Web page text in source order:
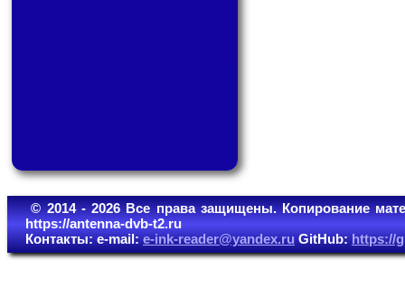
© 2014 - 2026 Все права защищены. Копирование
https://antenna-dvb-t2.ru
Контакты: e-mail:e-ink-reader@yandex.ruGitHub:https://